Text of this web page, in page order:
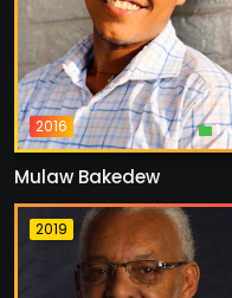
2016 1
Mulaw Bakedew
2019